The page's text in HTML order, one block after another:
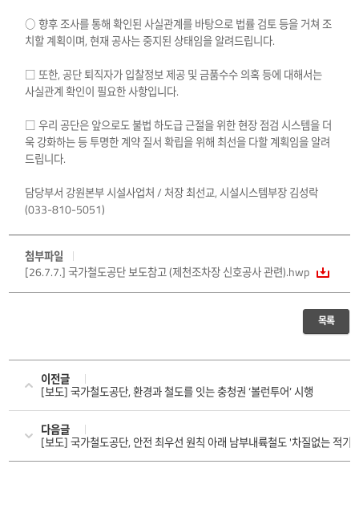
○ 향후 조사를 통해 확인된 사실관계를 바탕으로 법률 검토 등을 거쳐 조
치할 계획이며, 현재 공사는 중지된 상태임을 알려드립니다.
□ 또한, 공단 퇴직자가 입찰정보 제공 및 금품수수 의혹 등에 대해서는
사실관계 확인이 필요한 사항입니다.
□ 우리 공단은 앞으로도 불법 하도급 근절을 위한 현장 점검 시스템을 더
욱 강화하는 등 투명한 계약 질서 확립을 위해 최선을 다할 계획임을 알려
드립니다.
담당부서 강원본부 시설사업처 / 처장 최선교, 시설시스템부장 김성락
(033-810-5051)
첨부파일
[26.7.7.] 국가철도공단 보도참고 (제천조차장 신호공사 관련).hwp
목록
이전글
[보도] 국가철도공단, 환경과 철도를 잇는 충청권 ‘볼런투어’ 시행
다음글
[보도] 국가철도공단, 안전 최우선 원칙 아래 남부내륙철도 '차질없는 적기